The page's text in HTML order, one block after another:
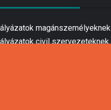
magánszemélyeknek
civil szervezeteknek